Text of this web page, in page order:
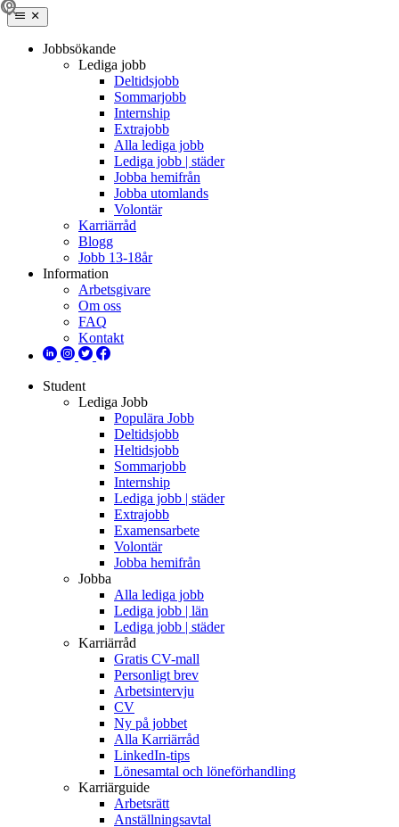
Jobbsökande
Lediga jobb
Deltidsjobb
Sommarjobb
Internship
Extrajobb
Alla lediga jobb
Lediga jobb | städer
Jobba hemifrån
Jobba utomlands
Volontär
Karriärråd
Blogg
Jobb 13-18år
Information
Arbetsgivare
Om oss
FAQ
Kontakt
Student
Lediga Jobb
Populära Jobb
Deltidsjobb
Heltidsjobb
Sommarjobb
Internship
Lediga jobb | städer
Extrajobb
Examensarbete
Volontär
Jobba hemifrån
Jobba
Alla lediga jobb
Lediga jobb | län
Lediga jobb | städer
Karriärråd
Gratis CV-mall
Personligt brev
Arbetsintervju
CV
Ny på jobbet
Alla Karriärråd
LinkedIn-tips
Lönesamtal och löneförhandling
Karriärguide
Arbetsrätt
Anställningsavtal